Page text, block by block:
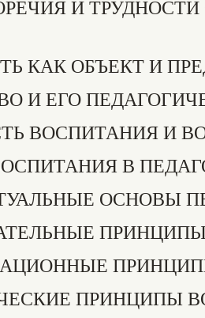
И
КАК ОБЪЕКТ И
И ЕГО
ВОСПИТАНИЯ И
В
ОСНОВЫ
ПРИНЦИПЫ